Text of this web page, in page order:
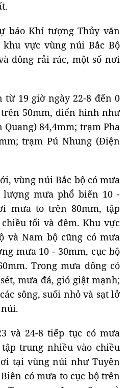
báo Khí tượng Thủy văn
khu vực vùng núi Bắc Bộ
dông rải rác, một số nơi
19 giờ ngày 22-8 đến 0
50mm, điển hình như
Quang) 84,4mm; trạm Pha
trạm Pú Nhung (Điện
vùng núi Bắc bộ có mưa
mưa phổ biến 10 -
mưa to trên 80mm, tập
tối và đêm. Khu vực
và Nam bộ cũng có mưa
mưa 10 - 30mm, cục bộ
Trong mưa dông có
mưa đá, gió giật mạnh;
sông, suối nhỏ và sạt lở
và 24-8 tiếp tục có mưa
trung nhiều vào chiều
tại vùng núi như Tuyên
có mưa to cục bộ trên